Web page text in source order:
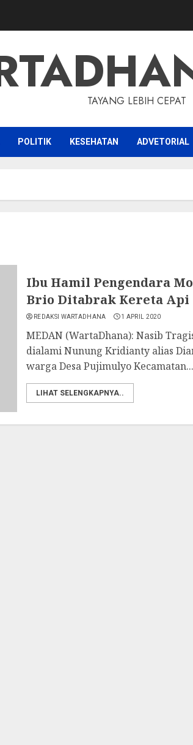
TAYANG LEBIH CEPAT
POLITIK KESEHATAN ADVETORIAL
Ibu Hamil Pengendara
Brio Ditabrak Kereta Api
REDAKSI WARTADHANA 1 APRIL 2020
MEDAN (WartaDhana): Nasib
dialami Nunung Kridianty alias
warga Desa Pujimulyo Kecamatan...
LIHAT SELENGKAPNYA..